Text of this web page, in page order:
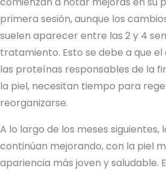
primera sesión, aunque los
suelen aparecer entre las 2 y 4
tratamiento. Esto se debe a que
las proteínas responsables de la
la piel, necesitan tiempo para
reorganizarse.
A lo largo de los meses siguientes,
continúan mejorando, con la piel
apariencia más joven y saludable.